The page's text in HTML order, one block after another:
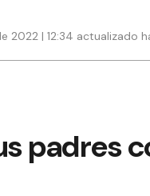
2022 | 12:34 actualizado
padres